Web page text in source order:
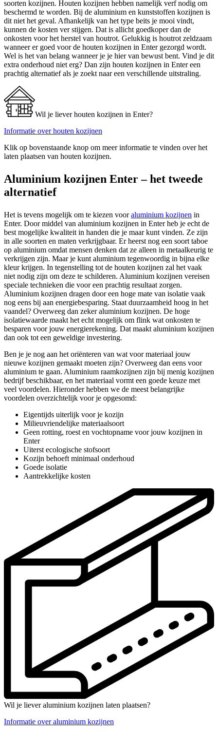
soorten kozijnen. Houten kozijnen hebben namelijk verf nodig om
beschermd te worden. Bij de aluminium en kunststoffen kozijnen is
dit niet het geval. Afhankelijk van het type beits je mooi vindt,
kunnen de kosten ver stijgen. Dat is allicht goedkoper dan de
onkosten voor het herstel van houtrot. Gelukkig is houtrot zeldzaam
wanneer er goed voor de houten kozijnen in Enter gezorgd wordt.
Wel is het van belang wanneer je je hier van bewust bent. Vind je dit
extra onderhoud niet erg? Dan zijn houten kozijnen in Enter een
prachtig alternatief als je zoekt naar een verschillende uitstraling.
Wil je liever houten kozijnen in Enter?
Informatie over houten kozijnen
Klik op bovenstaande knop om meer informatie te vinden over het
laten plaatsen van houten kozijnen.
Aluminium kozijnen Enter – het tweede
alternatief
Het is tevens mogelijk om te kiezen vooraluminium kozijnen in
Enter. Door middel van aluminium kozijnen in Enter heb je echt de
best mogelijke kwaliteit in handen die je maar kunt vinden. Ze zijn
in alle soorten en maten verkrijgbaar. Er heerst nog een soort taboe
op aluminium omdat mensen denken dat ze alleen in metaalkeurig te
verkrijgen zijn. Maar je kunt aluminium tegenwoordig in bijna elke
kleur krijgen. In tegenstelling tot de houten kozijnen zal het vaak
niet nodig zijn om deze te schilderen. Aluminium kozijnen vereisen
speciale technieken die voor een prachtig resultaat zorgen.
Aluminium kozijnen dragen door een hoge mate van isolatie vaak
nog eens bij aan energiebesparing. Staat duurzaamheid hoog in het
vaandel? Overweeg dan zeker aluminium kozijnen. De hoge
isolatiewaarde maakt het echt mogelijk om flink wat onkosten te
besparen voor jouw energierekening. Dat maakt aluminium kozijnen
dan ook tot een geweldige investering.
Ben je je nog aan het oriënteren van wat voor materiaal jouw
nieuwe kozijnen gemaakt moeten zijn? Overweeg dan eens voor
aluminium te gaan. Aluminium raamkozijnen zijn bij menig kozijnen
bedrijf beschikbaar, en het materiaal vormt een goede keuze met
veel voordelen. Hieronder hebben we de meest belangrijke
voordelen overzichtelijk voor je opgesomd:
Eigentijds uiterlijk voor je kozijn
Milieuvriendelijke materiaalsoort
Geen rotting, roest en vochtopname voor jouw kozijnen in
Enter
Uiterst ecologische stofsoort
Kozijn behoeft minimaal onderhoud
Goede isolatie
Aantrekkelijke kosten
Wil je liever aluminium kozijnen laten plaatsen?
Informatie over aluminium kozijnen